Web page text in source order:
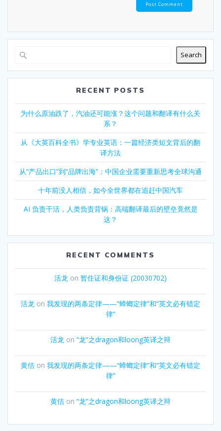
Search
RECENT POSTS
为什么原油跌了，汽油还可能涨？这个问题和翻译有什么关
系？
从《大英百科全书》学专业英语：一篇经济类短文背后的翻
译方法
从“产品出口”到“品牌出海”：中国企业需要重新思考全球沟通
十年前没人相信，如今全世界都在追赶中国汽车
AI 负责干活，人类负责背锅：高端翻译最后的壁垒竟然是
这？
RECENT COMMENTS
活龙 on 暂住证和身份证 (20030702)
活龙 on 我发现的两条定律——“蟑螂定律”和“英文必有错定
律”
活龙 on “龙”之dragon和loong英译之辩
黄佶 on 我发现的两条定律——“蟑螂定律”和“英文必有错定
律”
黄佶 on “龙”之dragon和loong英译之辩